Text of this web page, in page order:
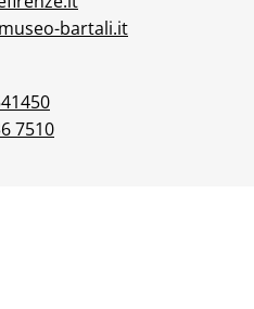
bartali.it
7510